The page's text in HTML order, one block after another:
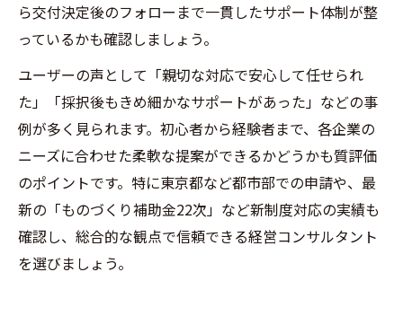
ら交付決定後のフォローまで一貫したサポート体制が整
っているかも確認しましょう。
ユーザーの声として「親切な対応で安心して任せられ
た」「採択後もきめ細かなサポートがあった」などの事
例が多く見られます。初心者から経験者まで、各企業の
ニーズに合わせた柔軟な提案ができるかどうかも質評価
のポイントです。特に東京都など都市部での申請や、最
新の「ものづくり補助金22次」など新制度対応の実績も
確認し、総合的な観点で信頼できる経営コンサルタント
を選びましょう。